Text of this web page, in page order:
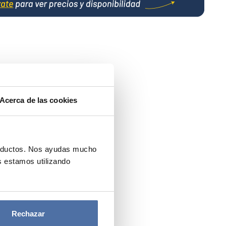
de las cookies
Nos ayudas mucho
estamos utilizando
Rechazar